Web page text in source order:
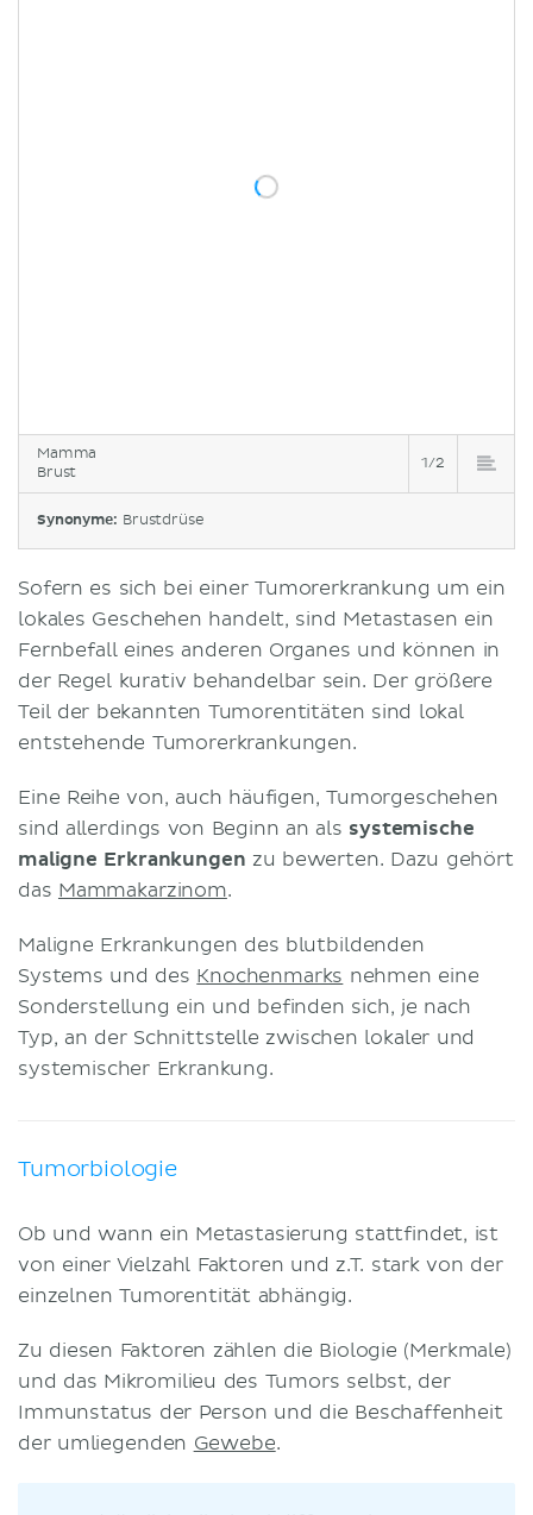
Mamma
Brust
1/2
Synonyme: Brustdrüse
Sofern es sich bei einer Tumorerkrankung um ein
lokales Geschehen handelt, sind Metastasen ein
Fernbefall eines anderen Organes und können in
der Regel kurativ behandelbar sein. Der größere
Teil der bekannten Tumorentitäten sind lokal
entstehende Tumorerkrankungen.
Eine Reihe von, auch häufigen, Tumorgeschehen
sind allerdings von Beginn an als systemische
maligne Erkrankungen zu bewerten. Dazu gehört
das Mammakarzinom.
Maligne Erkrankungen des blutbildenden
Systems und des Knochenmarks nehmen eine
Sonderstellung ein und befinden sich, je nach
Typ, an der Schnittstelle zwischen lokaler und
systemischer Erkrankung.
Tumorbiologie
Ob und wann ein Metastasierung stattfindet, ist
von einer Vielzahl Faktoren und z.T. stark von der
einzelnen Tumorentität abhängig.
Zu diesen Faktoren zählen die Biologie (Merkmale)
und das Mikromilieu des Tumors selbst, der
Immunstatus der Person und die Beschaffenheit
der umliegenden Gewebe.